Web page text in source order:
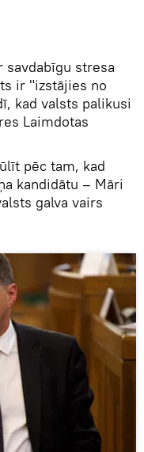
stresa
ir "izstājies no
kad valsts palikusi
Laimdotas
pēc tam, kad
kandidātu – Māri
galva vairs